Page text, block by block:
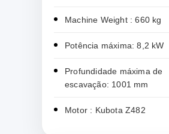
Machine Weight : 660 kg
Potência máxima: 8,2 kW
Profundidade máxima de
escavação: 1001 mm
Motor : Kubota Z482